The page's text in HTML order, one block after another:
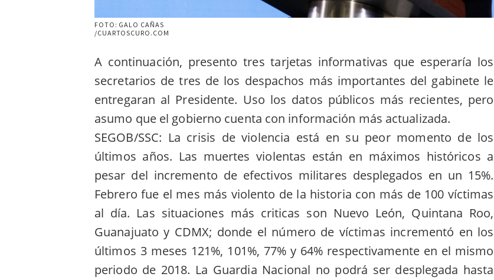
FOTO: GALO CAÑAS
/CUARTOSCURO.COM
A continuación, presento tres tarjetas informativas que esperaría los
secretarios de tres de los despachos más importantes del gabinete le
entregaran al Presidente. Uso los datos públicos más recientes, pero
asumo que el gobierno cuenta con información más actualizada.
SEGOB/SSC: La crisis de violencia está en su peor momento de los
últimos años. Las muertes violentas están en máximos históricos a
pesar del incremento de efectivos militares desplegados en un 15%.
Febrero fue el mes más violento de la historia con más de 100 víctimas
al día. Las situaciones más criticas son Nuevo León, Quintana Roo,
Guanajuato y CDMX; donde el número de víctimas incrementó en los
últimos 3 meses 121%, 101%, 77% y 64% respectivamente en el mismo
periodo de 2018. La Guardia Nacional no podrá ser desplegada hasta